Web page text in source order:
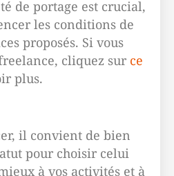
de portage est crucial,
les conditions de
proposés. Si vous
cliquez sur ce
plus.
il convient de bien
pour choisir celui
à vos activités et à